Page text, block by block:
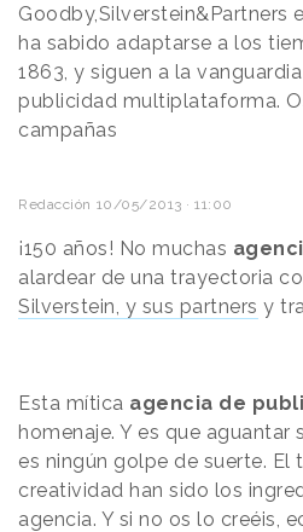
Goodby,Silverstein&Partners
ha sabido adaptarse a los
1863, y siguen a la
publicidad multiplataforma.
campañas
Redacción 10/05/2013 · 11:00
¡150 años! No muchas
alardear de una trayectoria
Silverstein, y sus partners y
Esta mítica agencia de
homenaje. Y es que
es ningún golpe de suerte.
creatividad han sido los
agencia. Y si no os lo creéis,